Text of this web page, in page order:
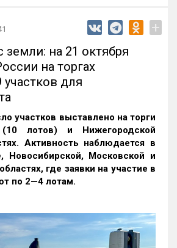
+
земли: на 21 октября
на торгах
участков для
участков выставлено на торги
лотов) и Нижегородской
Активность наблюдается в
Новосибирской, Московской и
где заявки на участие в
по 2—4 лотам.